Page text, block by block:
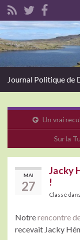
Search
Journal Politique de
Un vrai
Sur la
MAI
27
Jacky
!
Classé dans
Notrerencontre
recevait Jacky